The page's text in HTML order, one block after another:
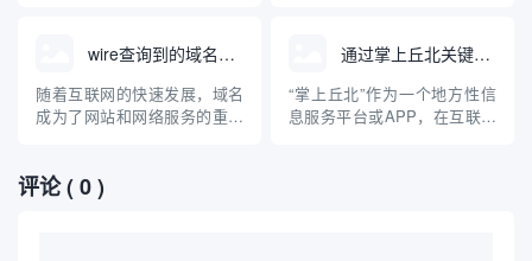
群”这样的社区组织，如何通过
群体资源、技术手段高效查找
相关域名，成为业主们关注的
话题。本文将介绍域名的基础
升。用户或企业在选择外露灯
串产品时，经常通过关键词搜
索，以获得相关的资讯、产品
或供应商信息。本文介绍了通
wire查询到的域名网站
随着互联网的快速发展，域名
成为了网站和网络服务的重要
具或关键词，帮助用户查询特
定的域名及其相关信息。本文
通过掌上丘北关键词查询到的域名
“掌上丘北”作为一个地方性信
息服务平台或APP，在互联网
评论( 0 )